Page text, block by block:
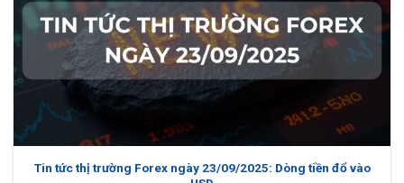
Tin tức thị trường Forex ngày 23/09/2025: Dòng tiền đổ vào